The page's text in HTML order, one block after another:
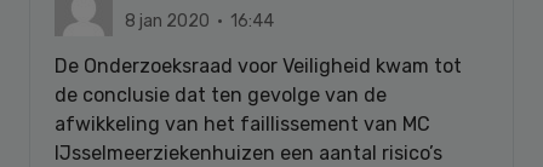
8 jan 2020 · 16:44
De Onderzoeksraad voor Veiligheid kwam tot
de conclusie dat ten gevolge van de
afwikkeling van het faillissement van MC
IJsselmeerziekenhuizen een aantal risico’s